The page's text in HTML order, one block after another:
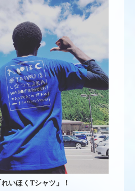
いほくTシャツ」！